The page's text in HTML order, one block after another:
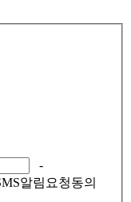
-
알림요청동의